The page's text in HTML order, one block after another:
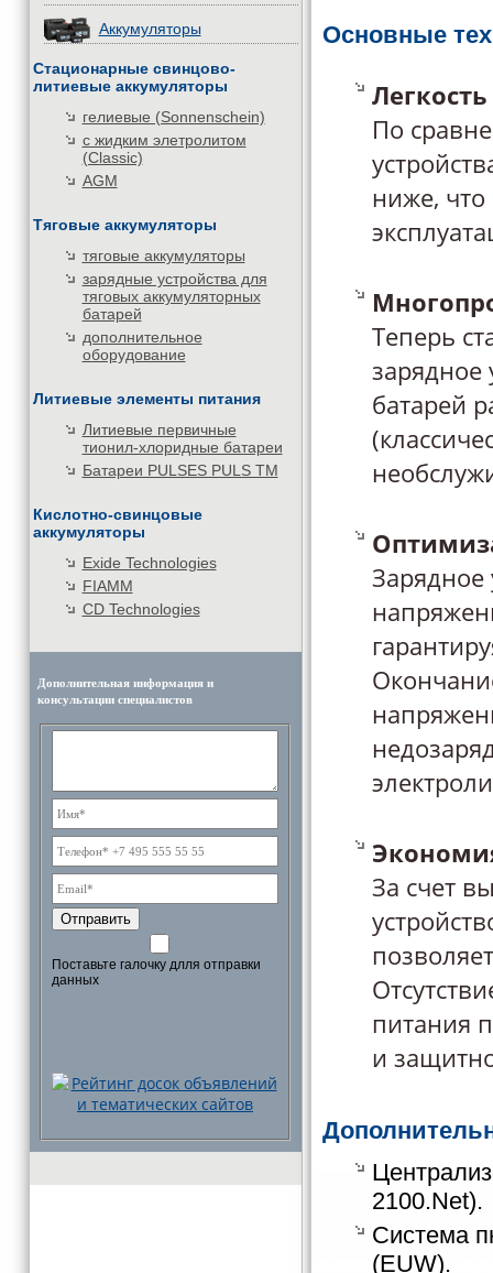
Аккумуляторы
Стационарные свинцово-
литиевые аккумуляторы
гелиевые (Sonnenschein)
с жидким элетролитом
(Classic)
AGM
Тяговые аккумуляторы
тяговые аккумуляторы
зарядные устройства для
тяговых аккумуляторных
батарей
дополнительное
оборудование
Литиевые элементы питания
Литиевые первичные
тионил-хлоридные батареи
Батареи PULSES PULS TM
Кислотно-свинцовые
аккумуляторы
Exide Technologies
FIAMM
CD Technologies
Дополнительная информация и
консультации специалистов
Отправить
Поставьте галочку длля отправки
данных
Основные
По
ниже, что
Теперь
зарядное
батарей
Зарядное
За счет
питания
и
2100.Nеt).
Система
(ЕUW).